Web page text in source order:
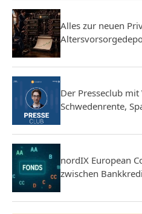
Alles zur neuen
Der Presseclub mit
Schwedenrente,
nordIX European
zwischen